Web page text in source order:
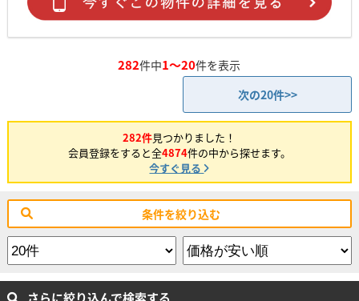
282件中1～20件を表示
次の20件>>
282件見つかりました！
会員登録をすると全4874件の中から探せます。
今すぐ見る
条件を絞り込む
さらに絞り込んで検索する